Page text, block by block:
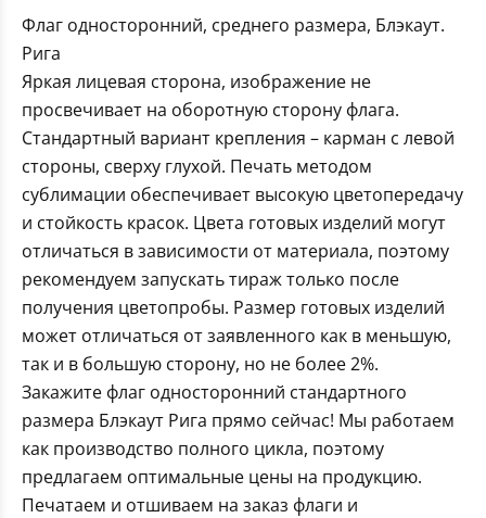
Флаг односторонний, среднего размера, Блэкаут.
Рига
Яркая лицевая сторона, изображение не
просвечивает на оборотную сторону флага.
Стандартный вариант крепления – карман с левой
стороны, сверху глухой. Печать методом
сублимации обеспечивает высокую цветопередачу
и стойкость красок. Цвета готовых изделий могут
отличаться в зависимости от материала, поэтому
рекомендуем запускать тираж только после
получения цветопробы. Размер готовых изделий
может отличаться от заявленного как в меньшую,
так и в большую сторону, но не более 2%.
Закажите флаг односторонний стандартного
размера Блэкаут Рига прямо сейчас! Мы работаем
как производство полного цикла, поэтому
предлагаем оптимальные цены на продукцию.
Печатаем и отшиваем на заказ флаги и